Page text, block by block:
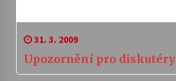
31. 3. 2009
Upozornění pro diskutéry